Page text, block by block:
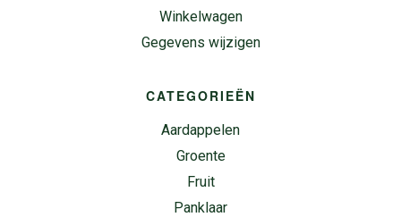
Winkelwagen
Gegevens wijzigen
CATEGORIEËN
Aardappelen
Groente
Fruit
Panklaar